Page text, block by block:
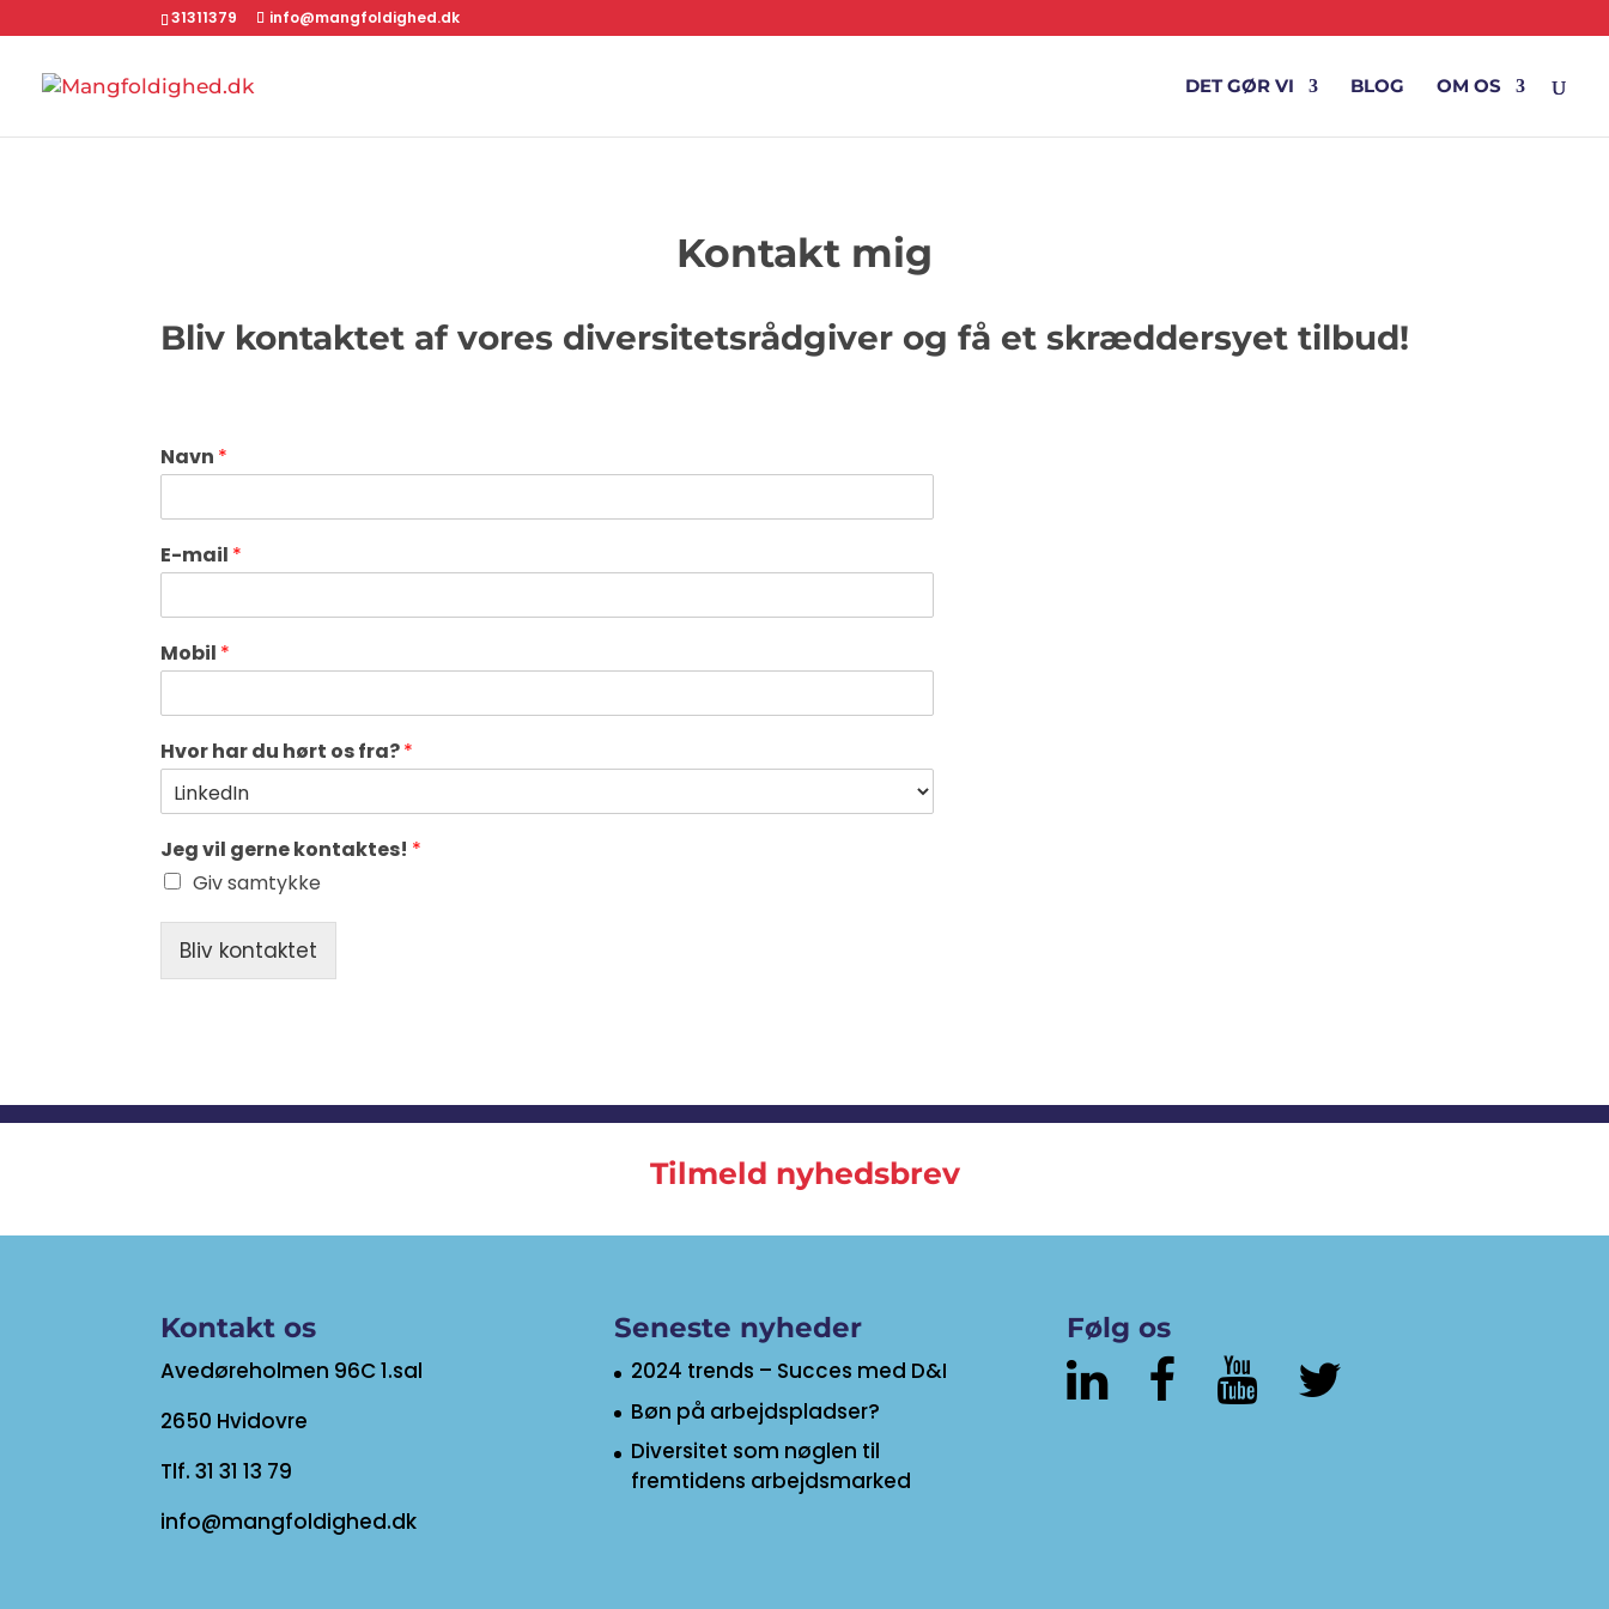
31311379 info@mangfoldighed.dk
DET GØR VI BLOG OM OS
Kontakt mig
Bliv kontaktet af vores diversitetsrådgiver og få et skræddersyet tilbud!
Navn *
E-mail *
Mobil *
Hvor har du hørt os fra?*
Jeg vil gerne kontaktes! *
Giv samtykke
Bliv kontaktet
Tilmeld nyhedsbrev
Kontakt os
Avedøreholmen 96C 1.sal
2650 Hvidovre
Tlf. 31 31 13 79
info@mangfoldighed.dk
Seneste nyheder
2024 trends – Succes med D&I
Bøn på arbejdspladser?
Diversitet som nøglen til
fremtidens arbejdsmarked
Følg os